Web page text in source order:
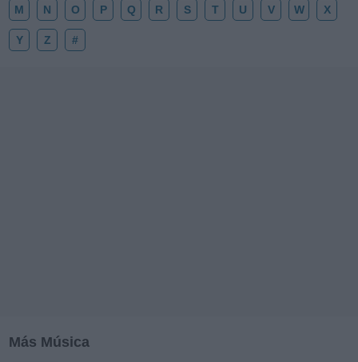
M N O P Q R S T U V W X
Y Z #
Más Música